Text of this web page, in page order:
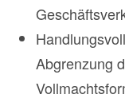
Abgrenzung